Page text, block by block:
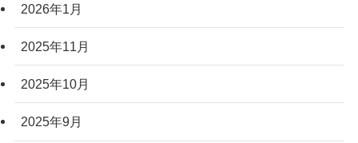
2026年1月
2025年11月
2025年10月
2025年9月